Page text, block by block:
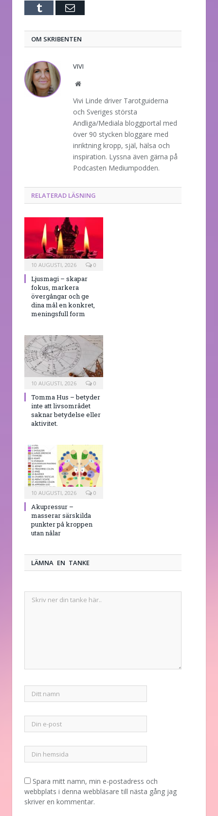
Tumblr E-
OM SKRIBENTEN
VIVI
Website
Vivi Linde driver Tarotguiderna
och Sveriges största
Andliga/Mediala bloggportal med
över 90 stycken bloggare med
inriktning kropp, själ, hälsa och
inspiration. Lyssna även gärna på
Podcasten Mediumpodden.
RELATERAD LÄSNING
10 AUGUSTI, 2026 0
Ljusmagi – skapar
fokus, markera
övergångar och ge
dina mål en konkret,
meningsfull form
10 AUGUSTI, 2026 0
Tomma Hus – betyder
inte att livsområdet
saknar betydelse eller
aktivitet.
10 AUGUSTI, 2026 0
Akupressur –
masserar särskilda
punkter på kroppen
utan nålar
LÄMNA EN TANKE
Spara mitt namn, min e-postadress och
webbplats i denna webbläsare till nästa gång jag
skriver en kommentar.